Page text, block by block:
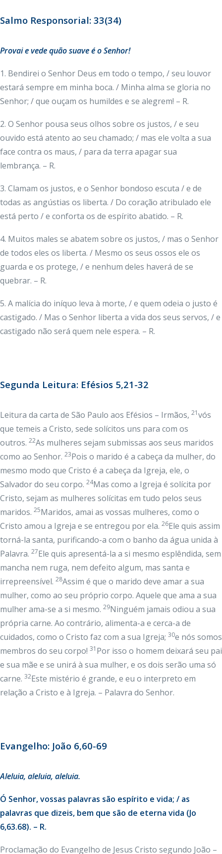
Salmo Responsorial: 33(34)
Provai e vede quão suave é o Senhor!
1. Bendirei o Senhor Deus em todo o tempo, / seu louvor
estará sempre em minha boca. / Minha alma se gloria no
Senhor; / que ouçam os humildes e se alegrem! – R.
2. O Senhor pousa seus olhos sobre os justos, / e seu
ouvido está atento ao seu chamado; / mas ele volta a sua
face contra os maus, / para da terra apagar sua
lembrança. – R.
3. Clamam os justos, e o Senhor bondoso escuta / e de
todas as angústias os liberta. / Do coração atribulado ele
está perto / e conforta os de espírito abatido. – R.
4. Muitos males se abatem sobre os justos, / mas o Senhor
de todos eles os liberta. / Mesmo os seus ossos ele os
guarda e os protege, / e nenhum deles haverá de se
quebrar. – R.
5. A malícia do iníquo leva à morte, / e quem odeia o justo é
castigado. / Mas o Senhor liberta a vida dos seus servos, / e
castigado não será quem nele espera. – R.
Segunda Leitura: Efésios 5,21-32
Leitura da carta de São Paulo aos Efésios – Irmãos, 21vós
que temeis a Cristo, sede solícitos uns para com os
outros. 22As mulheres sejam submissas aos seus maridos
como ao Senhor. 23Pois o marido é a cabeça da mulher, do
mesmo modo que Cristo é a cabeça da Igreja, ele, o
Salvador do seu corpo. 24Mas como a Igreja é solícita por
Cristo, sejam as mulheres solícitas em tudo pelos seus
maridos. 25Maridos, amai as vossas mulheres, como o
Cristo amou a Igreja e se entregou por ela. 26Ele quis assim
torná-la santa, purificando-a com o banho da água unida à
Palavra. 27Ele quis apresentá-la a si mesmo esplêndida, sem
mancha nem ruga, nem defeito algum, mas santa e
irrepreensível. 28Assim é que o marido deve amar a sua
mulher, como ao seu próprio corpo. Aquele que ama a sua
mulher ama-se a si mesmo. 29Ninguém jamais odiou a sua
própria carne. Ao contrário, alimenta-a e cerca-a de
cuidados, como o Cristo faz com a sua Igreja; 30e nós somos
membros do seu corpo! 31 Por isso o homem deixará seu pai
e sua mãe e se unirá à sua mulher, e os dois serão uma só
carne. 32Este mistério é grande, e eu o interpreto em
relação a Cristo e à Igreja. – Palavra do Senhor.
Evangelho: João 6,60-69
Aleluia, aleluia, aleluia.
Ó Senhor, vossas palavras são espírito e vida; / as
palavras que dizeis, bem que são de eterna vida (Jo
6,63.68). – R.
Proclamação do Evangelho de Jesus Cristo segundo João –